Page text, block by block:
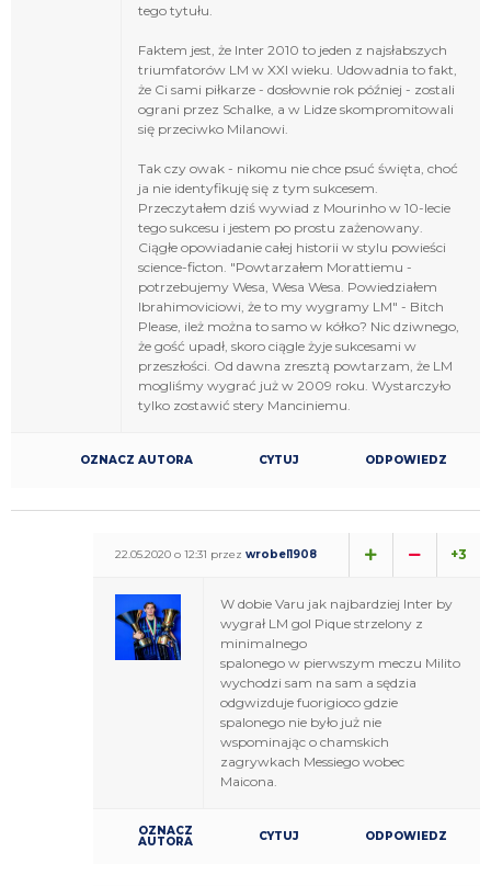
tego tytułu.
Faktem jest, że Inter 2010 to jeden z najsłabszych
triumfatorów LM w XXI wieku. Udowadnia to fakt,
że Ci sami piłkarze - dosłownie rok później - zostali
ograni przez Schalke, a w Lidze skompromitowali
się przeciwko Milanowi.
Tak czy owak - nikomu nie chce psuć święta, choć
ja nie identyfikuję się z tym sukcesem.
Przeczytałem dziś wywiad z Mourinho w 10-lecie
tego sukcesu i jestem po prostu zażenowany.
Ciągłe opowiadanie całej historii w stylu powieści
science-ficton. "Powtarzałem Morattiemu -
potrzebujemy Wesa, Wesa Wesa. Powiedziałem
Ibrahimoviciowi, że to my wygramy LM" - Bitch
Please, ileż można to samo w kółko? Nic dziwnego,
że gość upadł, skoro ciągle żyje sukcesami w
przeszłości. Od dawna zresztą powtarzam, że LM
mogliśmy wygrać już w 2009 roku. Wystarczyło
tylko zostawić stery Manciniemu.
OZNACZ AUTORA CYTUJ ODPOWIEDZ
22.05.2020 o 12:31 przez wrobel1908 +3
W dobie Varu jak najbardziej Inter by
wygrał LM gol Pique strzelony z
minimalnego
spalonego w pierwszym meczu Milito
wychodzi sam na sam a sędzia
odgwizduje fuorigioco gdzie
spalonego nie było już nie
wspominając o chamskich
zagrywkach Messiego wobec
Maicona.
OZNACZ
AUTORA CYTUJ ODPOWIEDZ